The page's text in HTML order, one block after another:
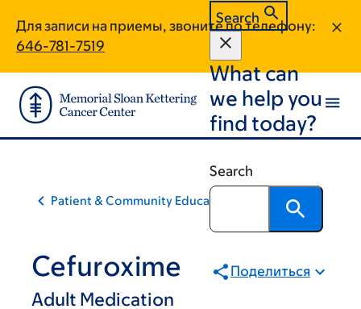
main
content
footer
Для записи на приемы, звоните по телефону:
646-781-7519
Search
What can
we help you
find today?
Search
Patient & Community Education
Cefuroxime
Adult Medication
Поделиться